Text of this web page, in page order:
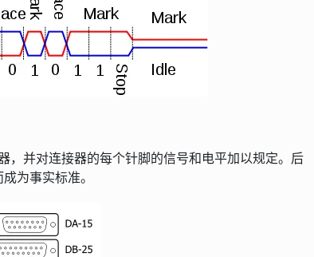
，并对连接器的每个针脚的信号和电平加以规定。后
为事实标准。